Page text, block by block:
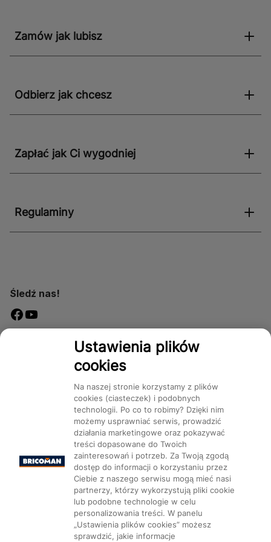
ograniczenie hałasu generowanego przez wentylację.
Zamów jak lubisz
Odbierz jak chcesz
Zapłać jak Ci wygodniej
Regulaminy
Śledź nas!
Dostępność
Kategorie Produkty Marki CMS
Ustawienia plików cookie
Ustawienia plików
cookies
Na naszej stronie korzystamy z plików
cookies (ciasteczek) i podobnych
technologii. Po co to robimy? Dzięki nim
możemy usprawniać serwis, prowadzić
działania marketingowe oraz pokazywać
treści dopasowane do Twoich
zainteresowań i potrzeb. Za Twoją zgodą
dostęp do informacji o korzystaniu przez
Ciebie z naszego serwisu mogą mieć nasi
partnerzy, którzy wykorzystują pliki cookie
lub podobne technologie w celu
personalizowania treści. W panelu
„Ustawienia plików cookies” możesz
sprawdzić, jakie informacje